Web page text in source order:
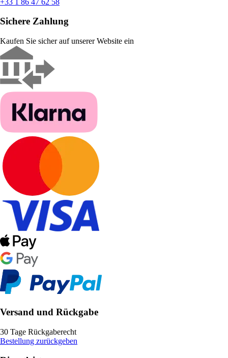
Sichere Zahlung
Kaufen Sie sicher auf unserer Website ein
Versand und Rückgabe
30 Tage Rückgaberecht
Bestellung zurückgeben